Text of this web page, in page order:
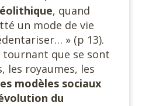
, quand
un mode de vie
» (p 13).
tournant que se sont
les royaumes, les
modèles sociaux
du